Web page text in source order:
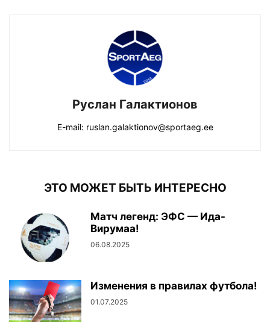
Руслан Галактионов
E-mail: ruslan.galaktionov@sportaeg.ee
ЭТО МОЖЕТ БЫТЬ ИНТЕРЕСНО
Матч легенд: ЭФС — Ида-
Вирумаа!
06.08.2025
Изменения в правилах футбола!
01.07.2025